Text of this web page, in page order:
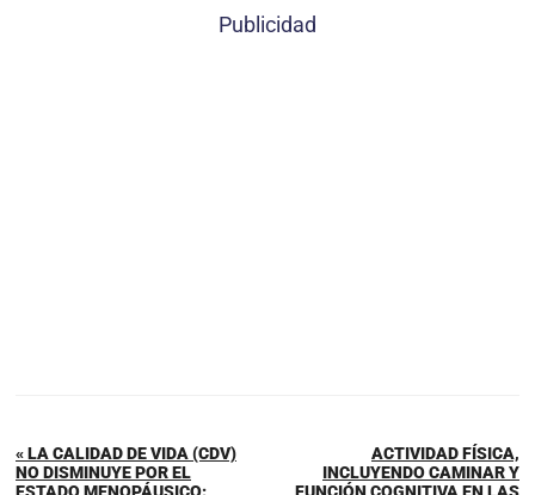
Publicidad
« LA CALIDAD DE VIDA (CDV)
NO DISMINUYE POR EL
ACTIVIDAD FÍSICA,
INCLUYENDO CAMINAR Y